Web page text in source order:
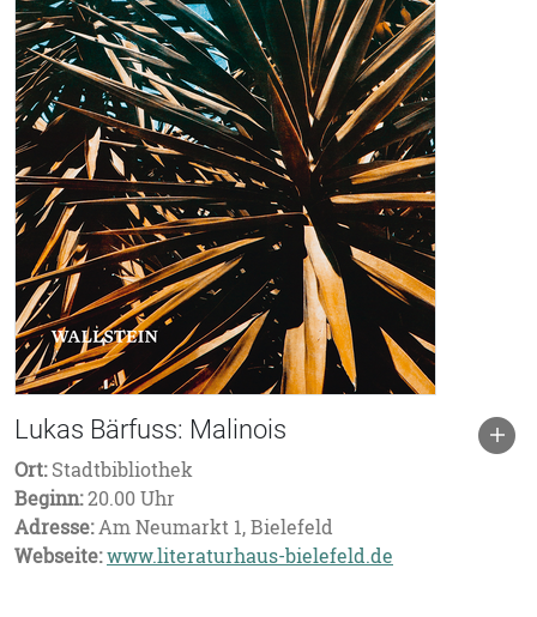
Lukas Bärfuss: Malinois
Ort:Stadtbibliothek
Beginn:20.00 Uhr
Adresse:Am Neumarkt 1, Bielefeld
Webseite:www.literaturhaus-bielefeld.de